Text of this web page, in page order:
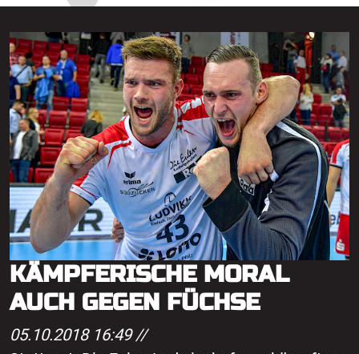
KÄMPFERISCHE MORAL
AUCH GEGEN FÜCHSE
05.10.2018 16:49 //